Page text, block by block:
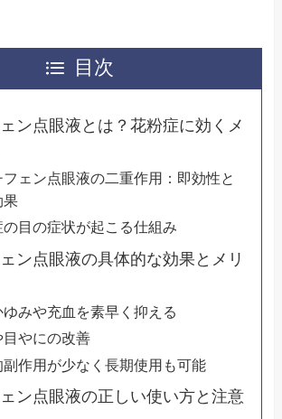
目次
ン点眼液とは？花粉症に効くメ
ェン点眼液の二重作用：即効性と
果
の目の症状が起こる仕組み
ン点眼液の具体的な効果とメリ
ゆみや充血を素早く抑える
目やにの改善
副作用が少なく長期使用も可能
ン点眼液の正しい使い方と注意